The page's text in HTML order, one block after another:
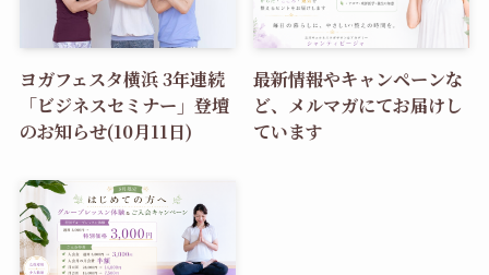
ヨガフェスタ横浜 3年連続
「ビジネスセミナー」登壇
のお知らせ(10月11日)
最新情報やキャンペーンな
ど、メルマガにてお届けし
ています